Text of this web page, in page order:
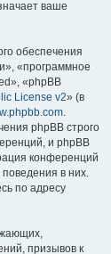
ваше
обеспечения
«программное
«phpBB
License v2» (в
.
phpBB строго
и phpBB
конференций
в них.
по адресу
призывов к